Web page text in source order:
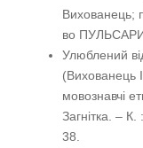
Вихованець;
во
Улюблений
(Вихованець
мовознавчі
Загнітка. –
38.